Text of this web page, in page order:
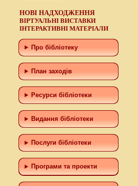
НОВІ НАДХОДЖЕННЯ
ВІРТУАЛЬНІ ВИСТАВКИ
ІНТЕРАКТИВНІ МАТЕРІАЛИ
Про бібліотеку
План заходів
Ресурси бібліотеки
Видання бібліотеки
Послуги бібліотеки
Програми та проекти